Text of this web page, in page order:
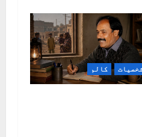
کالم